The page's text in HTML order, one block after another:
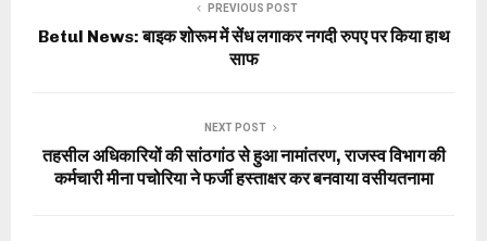
PREVIOUS POST
Betul News: बाइक शोरूम में सेंध लगाकर नगदी रुपए पर किया हाथ
साफ
NEXT POST
तहसील अधिकारियों की सांठगांठ से हुआ नामांतरण, राजस्व विभाग की
कर्मचारी मीना पचोरिया ने फर्जी हस्ताक्षर कर बनवाया वसीयतनामा